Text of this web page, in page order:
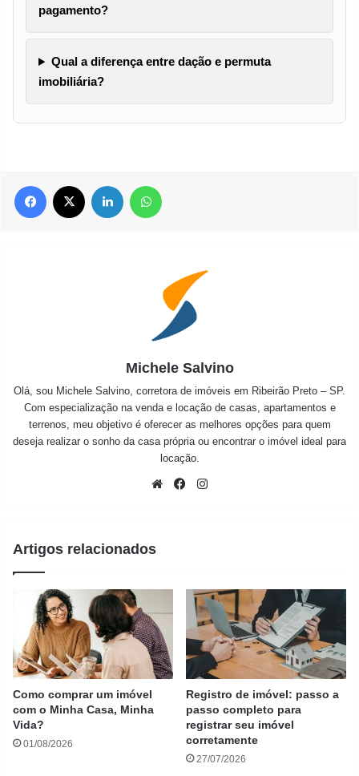
pagamento?
Qual a diferença entre dação e permuta
imobiliária?
Facebook Linkedin
Michele Salvino
Olá, sou Michele Salvino, corretora de imóveis em Ribeirão Preto – SP.
Com especialização na venda e locação de casas, apartamentos e
terrenos, meu objetivo é oferecer as melhores opções para quem
deseja realizar o sonho da casa própria ou encontrar o imóvel ideal para
locação.
WebsiteFacebook
Artigos relacionados
Como comprar um imóvel
com o Minha Casa, Minha
Vida?
01/08/2026
Registro de imóvel: passo a
passo completo para
registrar seu imóvel
corretamente
27/07/2026